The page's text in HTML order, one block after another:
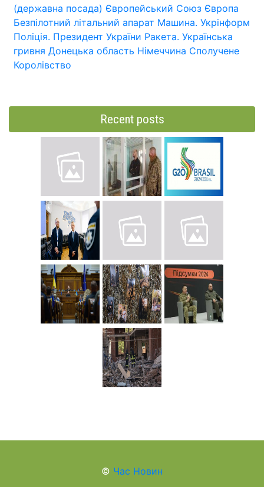
(державна посада) Європейський Союз Європа
Безпілотний літальний апарат Машина. Укрінформ
Поліція. Президент України Ракета. Українська
гривня Донецька область Німеччина Сполучене
Королівство
Recent posts
© Час Новин